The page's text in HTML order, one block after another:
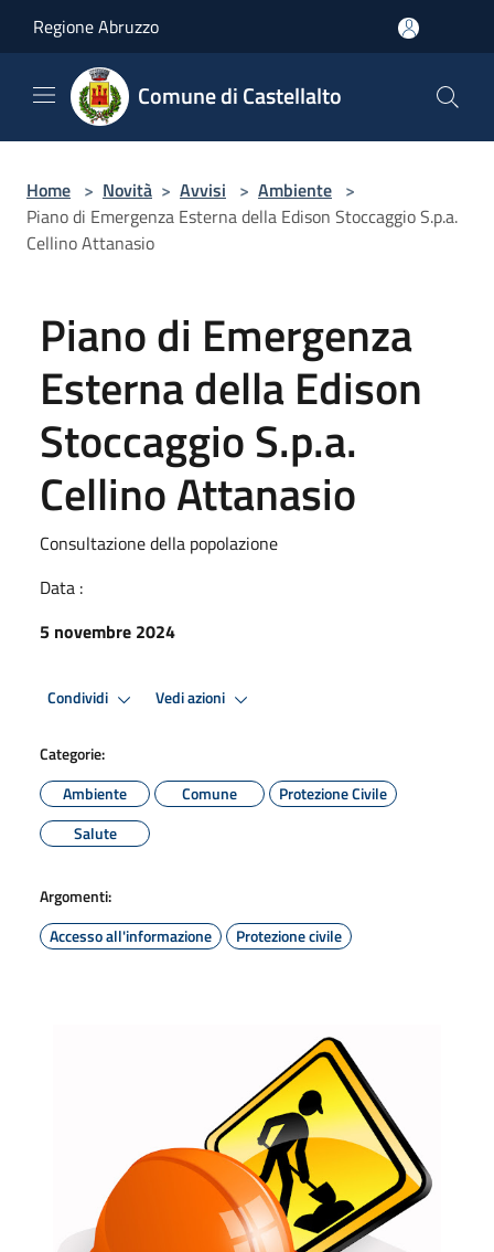
Regione Abruzzo
Comune di Castellalto
Home > Novità > Avvisi > Ambiente >
Piano di Emergenza Esterna della Edison Stoccaggio S.p.a.
Cellino Attanasio
Piano di Emergenza
Esterna della Edison
Stoccaggio S.p.a.
Cellino Attanasio
Consultazione della popolazione
Data :
5 novembre 2024
Condividi Vedi azioni
Categorie:
Ambiente
Comune
Protezione Civile
Salute
Argomenti:
Accesso all'informazione
Protezione civile